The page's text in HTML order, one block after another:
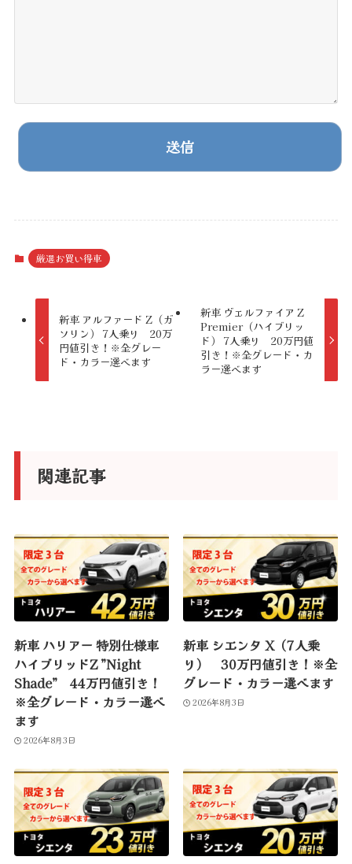
t
e
厳選お買い得車
新車 アルファード Z（ガ
ソリン） 7人乗り 20万
円値引き！※全グレー
ド・カラー選べます
新車 ヴェルファイア Z
Premier（ハイブリッ
ド） 7人乗り 20万円値
引き！※全グレード・カ
ラー選べます
関連記事
新車 ハリアー 特別仕様車
ハイブリッドZ ”Night
Shade” 44万円値引き！
※全グレード・カラー選べ
ます
2026年8月3日
新車 シエンタ X（7人乗
り） 30万円値引き！※全
グレード・カラー選べます
2026年8月3日